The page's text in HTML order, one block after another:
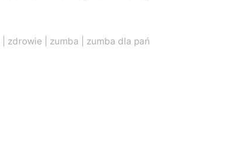
zdrowie zumba zumba dla pań